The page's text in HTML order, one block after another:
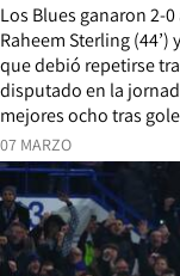
07 MARZO
Los Blues ganaron 2-
Raheem Sterling
que debió repetirse
disputado en la
mejores ocho tras